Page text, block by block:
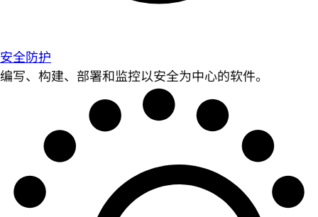
安全防护
编写、构建、部署和监控以安全为中心的软件。